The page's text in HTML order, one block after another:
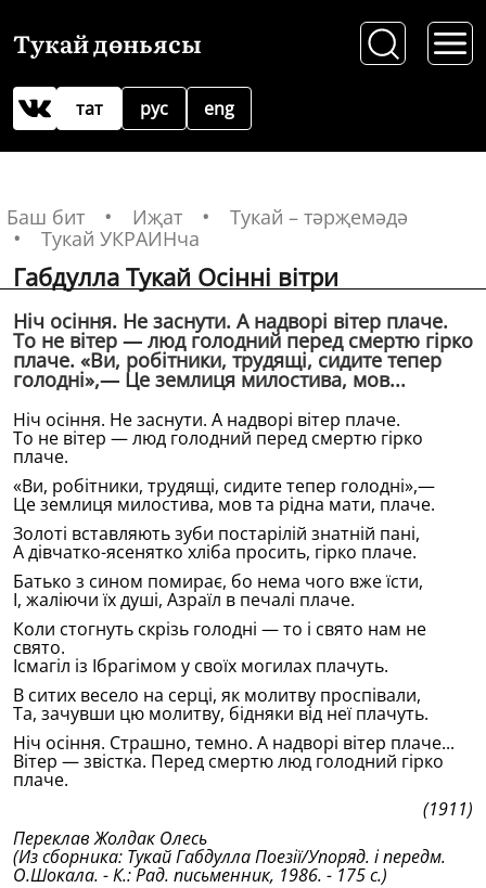
Тукай дөньясы
рус
тат eng
Баш бит Иҗат
Тукай – тәрҗемәдә
Тукай УКРАИНча
Габдулла Тукай Осiннi вiтри
Нiч осiння. Не заснути. А надворi вiтер плаче.
То не вiтер — люд голодний перед смертю гiрко
плаче. «Ви, робiтники, трудящi, сидите тепер
голоднi»,— Це землиця милостива, мов...
Нiч осiння. Не заснути. А надворi вiтер плаче.
То не вiтер — люд голодний перед смертю гiрко
плаче.
«Ви, робiтники, трудящi, сидите тепер голоднi»,—
Це землиця милостива, мов та рiдна мати, плаче.
Золотi вставляють зуби постарiлiй знатнiй панi,
А дiвчатко-ясенятко хлiба просить, гiрко плаче.
Батько з сином помирає, бо нема чого вже ïсти,
I, жалiючи ïх душi, Азраïл в печалi плаче.
Коли стогнуть скрiзь голоднi — то i свято нам не
свято.
Iсмагiл iз Iбрагiмом у своïх могилах плачуть.
В ситих весело на серцi, як молитву проспiвали,
Та, зачувши цю молитву, бiдняки вiд неï плачуть.
Нiч осiння. Страшно, темно. А надворi вiтер плаче...
Вiтер — звiстка. Перед смертю люд голодний гiрко
плаче.
(1911)
Переклав Жолдак Олесь
(Из сборника: Тукай Габдулла Поезiï/Упоряд. i передм.
О.Шокала. - К.: Рад. письменник, 1986. - 175 с.)